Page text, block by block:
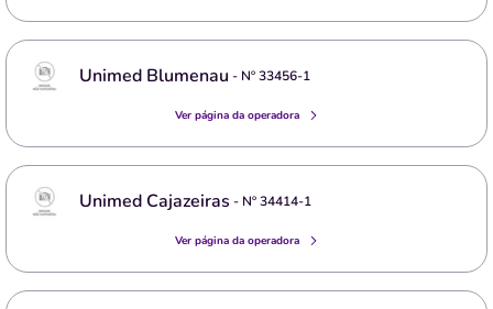
Unimed Blumenau - Nº33456-1
Ver página da operadora
Unimed Cajazeiras - Nº34414-1
Ver página da operadora